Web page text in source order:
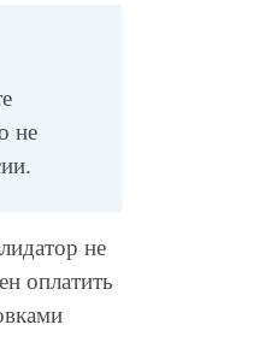
не
не
оплатить